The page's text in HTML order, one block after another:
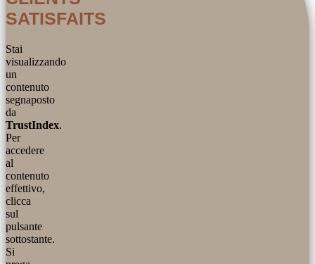
SATISFAITS
Stai
visualizzando
un
contenuto
segnaposto
da
TrustIndex.
Per
accedere
al
contenuto
effettivo,
clicca
sul
pulsante
sottostante.
Si